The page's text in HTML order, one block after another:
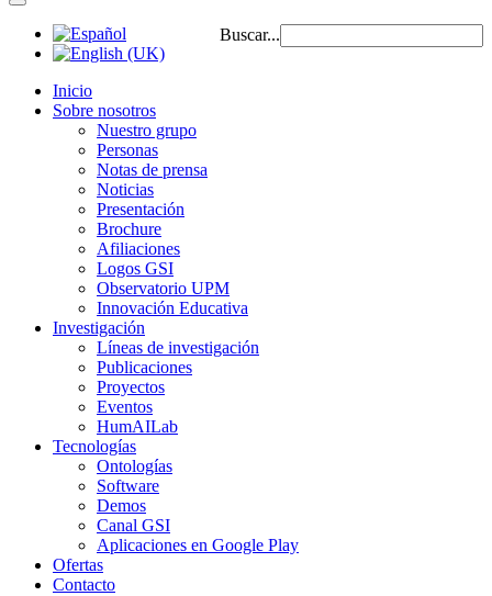
Buscar...
Inicio
Sobre nosotros
Nuestro grupo
Personas
Notas de prensa
Noticias
Presentación
Brochure
Afiliaciones
Logos GSI
Observatorio UPM
Innovación Educativa
Investigación
Líneas de investigación
Publicaciones
Proyectos
Eventos
HumAILab
Tecnologías
Ontologías
Software
Demos
Canal GSI
Aplicaciones en Google Play
Ofertas
Contacto